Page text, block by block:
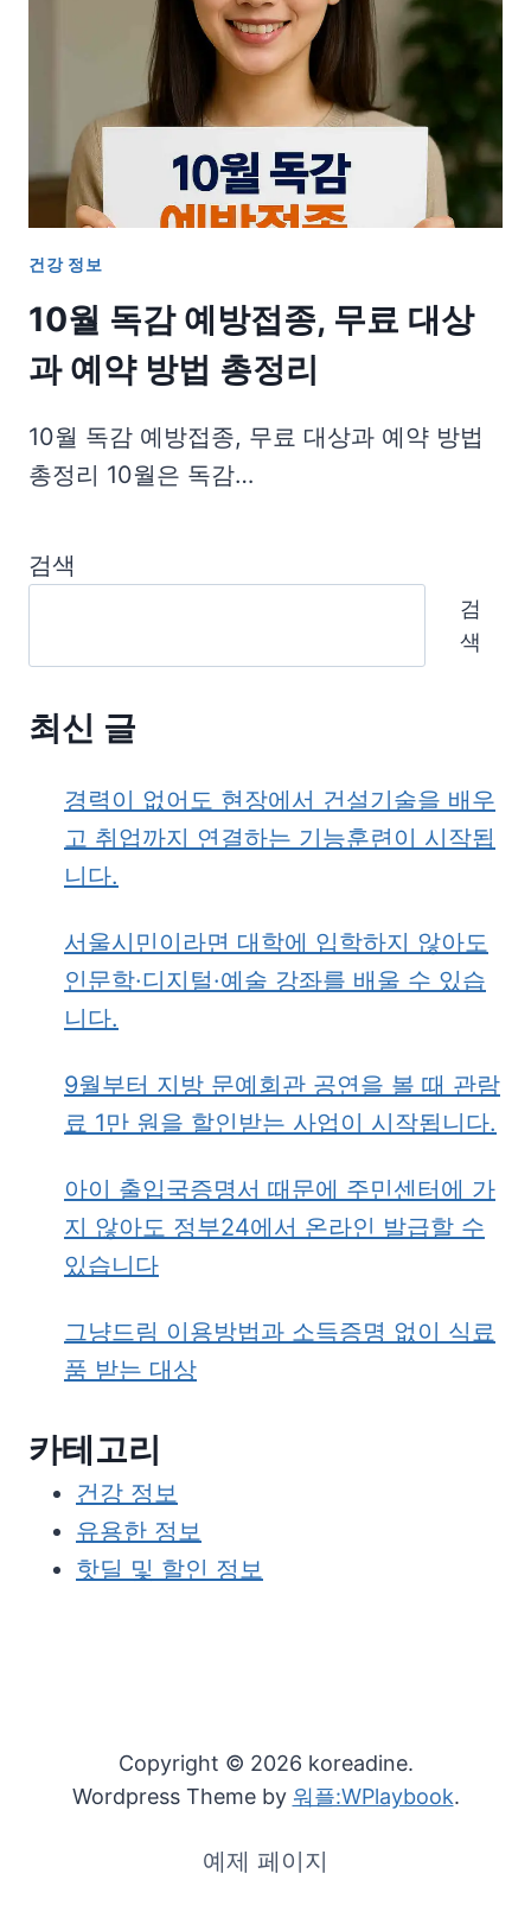
건강 정보
10월 독감 예방접종, 무료 대상
과 예약 방법 총정리
10월 독감 예방접종, 무료 대상과 예약 방법
총정리 10월은 독감…
검색
검
색
최신 글
경력이 없어도 현장에서 건설기술을 배우
고 취업까지 연결하는 기능훈련이 시작됩
니다.
서울시민이라면 대학에 입학하지 않아도
인문학·디지털·예술 강좌를 배울 수 있습
니다.
9월부터 지방 문예회관 공연을 볼 때 관람
료 1만 원을 할인받는 사업이 시작됩니다.
아이 출입국증명서 때문에 주민센터에 가
지 않아도 정부24에서 온라인 발급할 수
있습니다
그냥드림 이용방법과 소득증명 없이 식료
품 받는 대상
카테고리
건강 정보
유용한 정보
핫딜 및 할인 정보
Copyright © 2026 koreadine.
Wordpress Theme by 워플:WPlaybook.
예제 페이지